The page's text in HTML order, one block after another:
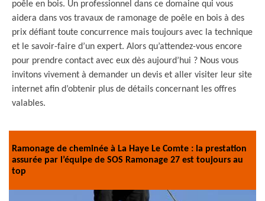
poêle en bois. Un professionnel dans ce domaine qui vous
aidera dans vos travaux de ramonage de poêle en bois à des
prix défiant toute concurrence mais toujours avec la technique
et le savoir-faire d’un expert. Alors qu’attendez-vous encore
pour prendre contact avec eux dès aujourd’hui ? Nous vous
invitons vivement à demander un devis et aller visiter leur site
internet afin d’obtenir plus de détails concernant les offres
valables.
Ramonage de cheminée à La Haye Le Comte : la prestation
assurée par l’équipe de SOS Ramonage 27 est toujours au
top